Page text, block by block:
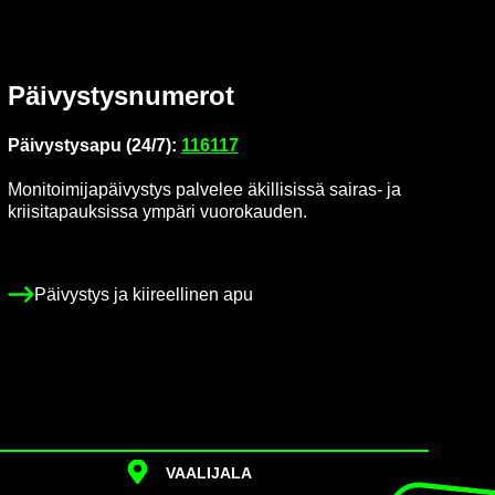
Päi­vys­tys­nu­me­rot
Päi­vys­tys­a­pu (24/7): 116117
Mo­ni­toi­mi­ja­päi­vys­tys pal­ve­lee äkil­li­sis­sä sairas-​ ja
krii­si­ta­pauk­sis­sa ym­pä­ri vuo­ro­kau­den.
Päi­vys­tys ja kii­reel­li­nen apu
VAA­LI­JA­LA